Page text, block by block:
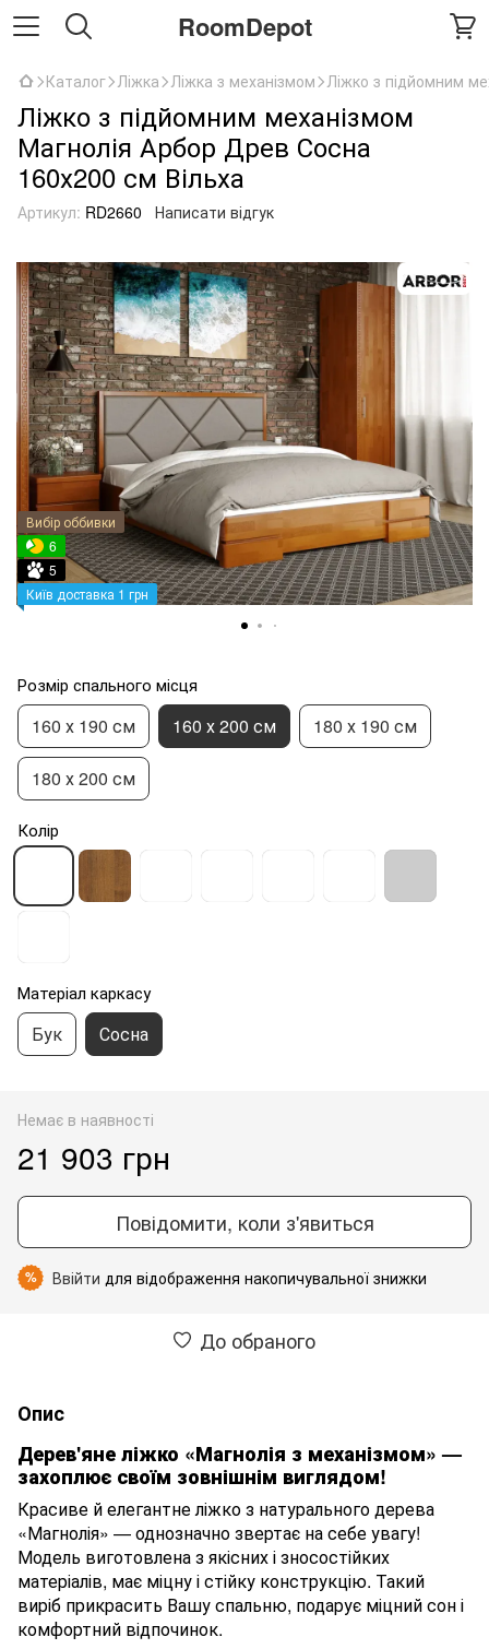
RoomDepot
Каталог Ліжка Ліжка з механізмом Ліжко з підйомним
Ліжко з підйомним механізмом
Магнолія Арбор Древ Сосна
160х200 см Вільха
Артикул: RD2660 Написати відгук
Вибір оббивки
6
5
Київ доставка 1 грн
Розмір спального місця
160 х 190 см 160 х 200 см 180 х 190 см
180 х 200 см
Колір
Матеріал каркасу
Бук Сосна
Немає в наявності
21 903 грн
Повідомити, коли з'явиться
% Ввійти для відображення накопичувальної знижки
До обраного
Опис
Дерев'яне ліжко «Магнолія з механізмом» —
захоплює своїм зовнішнім виглядом!
Красиве й елегантне ліжко з натурального дерева
«Магнолія» — однозначно звертає на себе увагу!
Модель виготовлена з якісних і зносостійких
матеріалів, має міцну і стійку конструкцію. Такий
виріб прикрасить Вашу спальню, подарує міцний сон і
комфортний відпочинок.